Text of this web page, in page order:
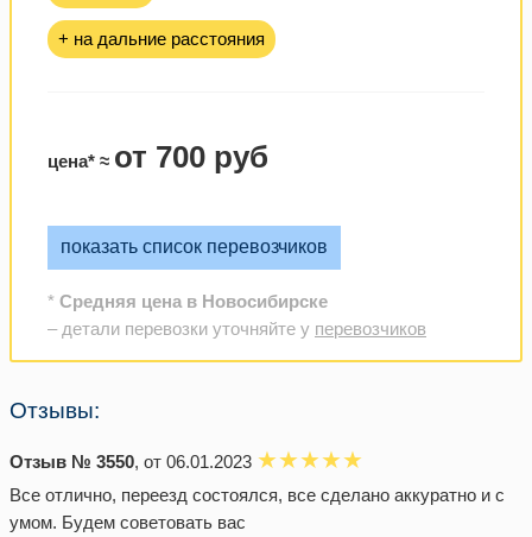
+ на дальние расстояния
цена* ≈ от 700 руб
показать список перевозчиков
* Средняя цена в Новосибирске
– детали перевозки уточняйте у перевозчиков
Отзывы:
Отзыв № 3550, от 06.01.2023
Все отлично, переезд состоялся, все сделано аккуратно и с
умом. Будем советовать вас